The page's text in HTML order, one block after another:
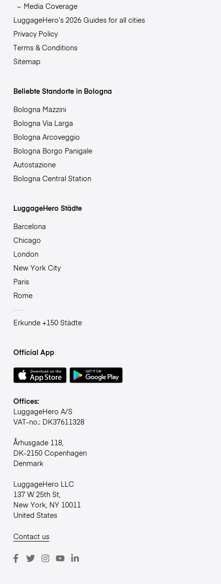
Media Coverage
LuggageHero’s 2026 Guides for all cities
Privacy Policy
Terms & Conditions
Sitemap
Beliebte Standorte in Bologna
Bologna Mazzini
Bologna Via Larga
Bologna Arcoveggio
Bologna Borgo Panigale
Autostazione
Bologna Central Station
LuggageHero Städte
Barcelona
Chicago
London
New York City
Paris
Rome
Erkunde +150 Städte
Official App
Offices:
LuggageHero A/S
VAT-no.: DK37611328
Århusgade 118,
DK-2150 Copenhagen
Denmark
LuggageHero LLC
137 W 25th St,
New York, NY 10011
United States
Contact us